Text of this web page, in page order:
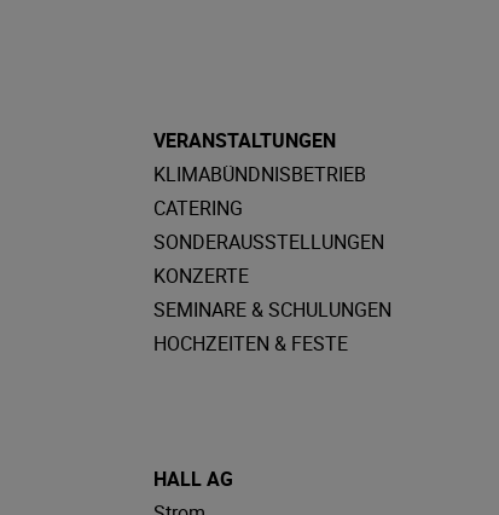
VERANSTALTUNGEN
KLIMABÜNDNISBETRIEB
CATERING
SONDERAUSSTELLUNGEN
KONZERTE
SEMINARE & SCHULUNGEN
HOCHZEITEN & FESTE
HALL AG